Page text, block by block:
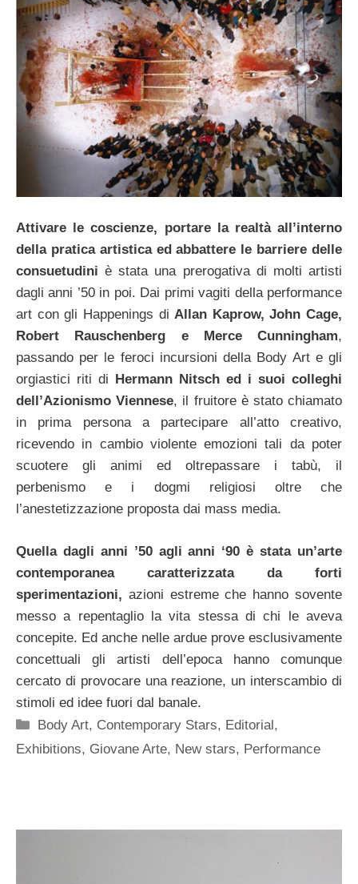
Attivare le coscienze, portare la realtà all’interno
della pratica artistica ed abbattere le barriere delle
consuetudiniè stata una prerogativa di molti artisti
dagli anni ’50 in poi. Dai primi vagiti della performance
art con gli Happenings diAllan Kaprow, John Cage,
Robert Rauschenberg e Merce Cunningham,
passando per le feroci incursioni della Body Art e gli
orgiastici riti di
Hermann Nitsch ed i suoi colleghi
dell’Azionismo Viennese, il fruitore è stato chiamato
in prima persona a partecipare all’atto creativo,
ricevendo in cambio violente emozioni tali da poter
scuotere gli animi ed oltrepassare i tabù, il
perbenismo e i dogmi religiosi oltre che
l’anestetizzazione proposta dai mass media.
Quella dagli anni ’50 agli anni ‘90 è stata un’arte
contemporanea caratterizzata da forti
sperimentazioni, azioni estreme che hanno sovente
messo a repentaglio la vita stessa di chi le aveva
concepite. Ed anche nelle ardue prove esclusivamente
concettuali gli artisti dell’epoca hanno comunque
cercato di provocare una reazione, un interscambio di
stimoli ed idee fuori dal banale.
Categorie
Body Art, Contemporary Stars, Editorial,
Exhibitions, Giovane Arte, New stars, Performance